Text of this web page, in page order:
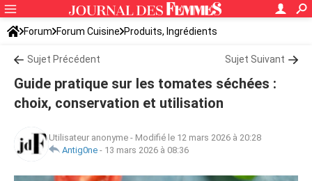
Forum Forum Cuisine Produits, Ingrédients
Sujet Précédent Sujet Suivant
Guide pratique sur les tomates séchées :
choix, conservation et utilisation
Utilisateur anonyme - Modifié le 12 mars 2026 à 20:28
Antig0ne - 13 mars 2026 à 08:36